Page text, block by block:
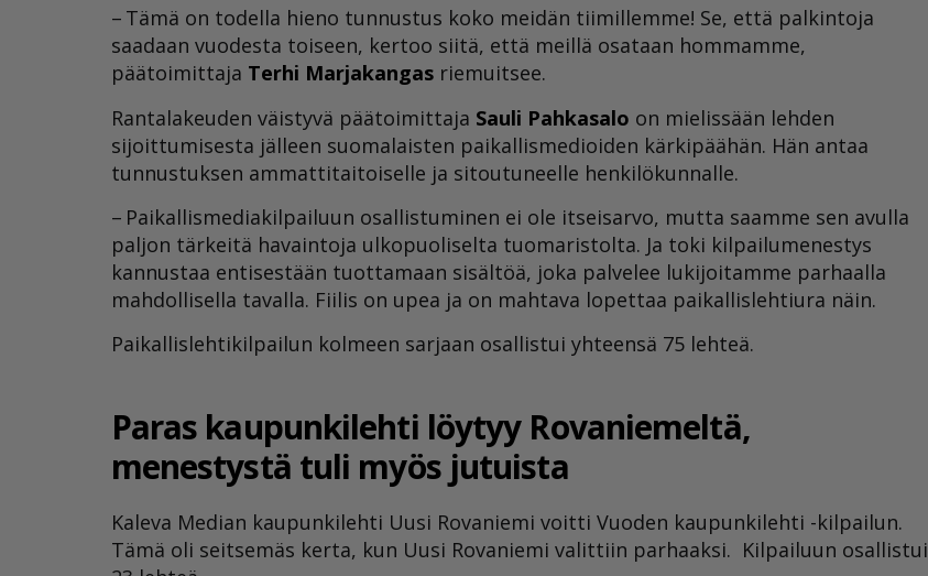
– Tämä on todella hieno tunnustus koko meidän tiimillemme! Se, että palkintoja
saadaan vuodesta toiseen, kertoo siitä, että meillä osataan hommamme,
päätoimittaja Terhi Marjakangas riemuitsee.
Rantalakeuden väistyvä päätoimittaja Sauli Pahkasalo on mielissään lehden
sijoittumisesta jälleen suomalaisten paikallismedioiden kärkipäähän. Hän antaa
tunnustuksen ammattitaitoiselle ja sitoutuneelle henkilökunnalle.
– Paikallismediakilpailuun osallistuminen ei ole itseisarvo, mutta saamme sen avulla
paljon tärkeitä havaintoja ulkopuoliselta tuomaristolta. Ja toki kilpailumenestys
kannustaa entisestään tuottamaan sisältöä, joka palvelee lukijoitamme parhaalla
mahdollisella tavalla. Fiilis on upea ja on mahtava lopettaa paikallislehtiura näin.
Paikallislehtikilpailun kolmeen sarjaan osallistui yhteensä 75 lehteä.
Paras kaupunkilehti löytyy Rovaniemeltä,
menestystä tuli myös jutuista
Kaleva Median kaupunkilehti Uusi Rovaniemi voitti Vuoden kaupunkilehti -kilpailun.
Tämä oli seitsemäs kerta, kun Uusi Rovaniemi valittiin parhaaksi. Kilpailuun osallistui